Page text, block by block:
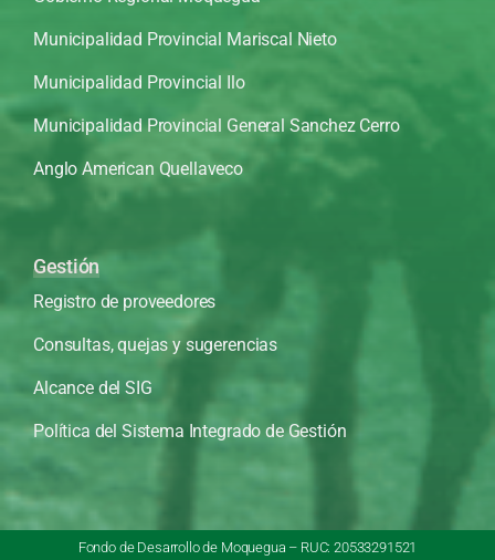
Municipalidad Provincial Mariscal Nieto
Municipalidad Provincial Ilo
Municipalidad Provincial General Sanchez Cerro
Anglo American Quellaveco
Gestión
Registro de proveedores
Consultas, quejas y sugerencias
Alcance del SIG
Política del Sistema Integrado de Gestión
Fondo de Desarrollo de Moquegua – RUC: 20533291521